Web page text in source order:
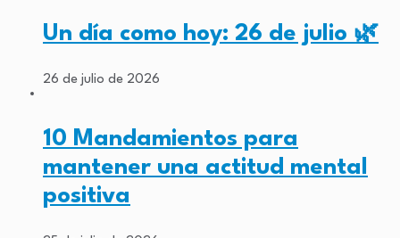
Un día como hoy: 26 de julio 🌿
26 de julio de 2026
10 Mandamientos para
mantener una actitud mental
positiva